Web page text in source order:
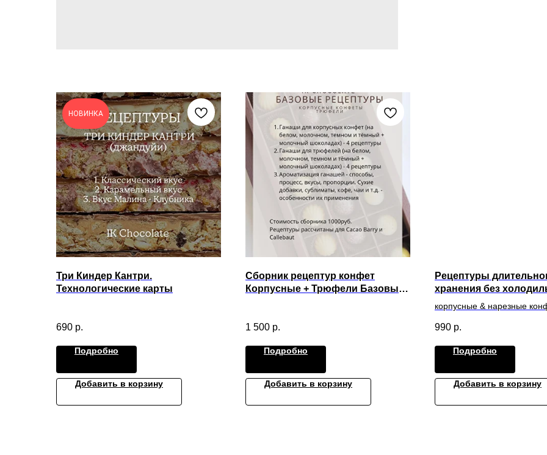
НОВИНКА
Три Киндер Кантри.
Технологические карты
690 р.
Подробно
Добавить в корзину
Сборник рецептур конфет
Корпусные + Трюфели Базовые
1 500 р.
Подробно
Добавить в корзину
Рецептуры
хранения без
Коллекция #2.
карты
корпусные & нарезные
990 р.
Подробно
Добавить в корзину